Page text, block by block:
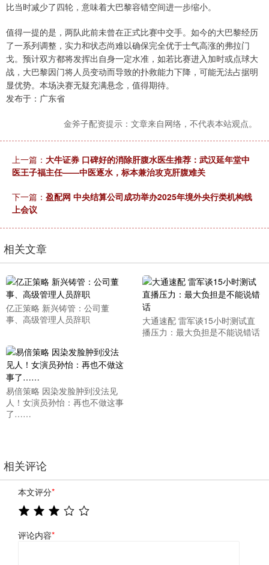
比当时减少了四轮，意味着大巴黎容错空间进一步缩小。
值得一提的是，两队此前未曾在正式比赛中交手。如今的大巴黎经历
了一系列调整，实力和状态尚难以确保完全优于士气高涨的弗拉门
戈。预计双方都将发挥出自身一定水准，如若比赛进入加时或点球大
战，大巴黎因门将人员变动而导致的扑救能力下降，可能无法占据明
显优势。本场决赛无疑充满悬念，值得期待。
发布于：广东省
金斧子配资提示：文章来自网络，不代表本站观点。
上一篇： 大牛证券 口碑好的消除肝腹水医生推荐：武汉延年堂中
医王子福主任——中医逐水，标本兼治攻克肝腹难关
下一篇： 盈配网 中央结算公司成功举办2025年境外央行类机构线
上会议
相关文章
亿正策略 新兴铸管：公司董
事、高级管理人员辞职
大通速配 雷军谈15小时测试直
播压力：最大负担是不能说错话
易倍策略 因染发脸肿到没法见
人！女演员孙怡：再也不做这事
了……
相关评论
本文评分*
评论内容*